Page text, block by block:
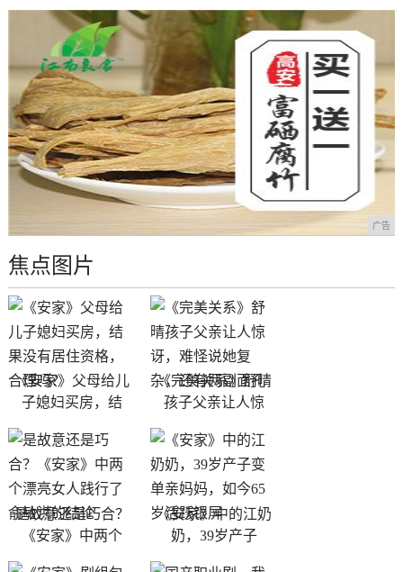
广告
焦点图片
《安家》父母给儿
子媳妇买房，结
《完美关系》舒晴
孩子父亲让人惊
是故意还是巧合？
《安家》中两个
《安家》中的江奶
奶，39岁产子